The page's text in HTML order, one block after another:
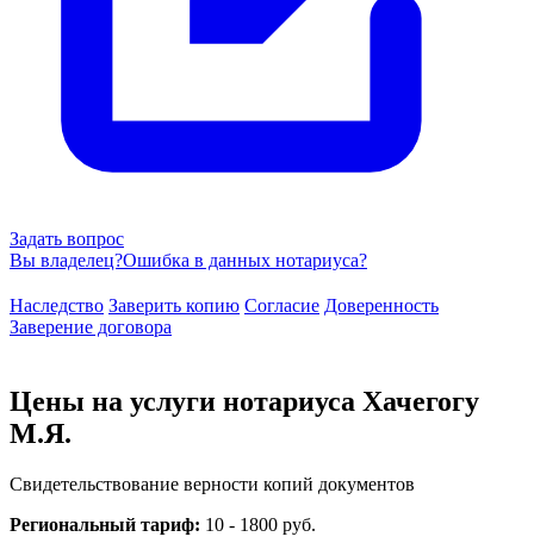
Задать вопрос
Вы владелец?Ошибка в данных нотариуса?
Наследство Заверить копию Согласие Доверенность
Заверение договора
Цены на услуги нотариуса Хачегогу
М.Я.
Свидетельствование верности копий документов
Региональный тариф: 10 - 1800 руб.